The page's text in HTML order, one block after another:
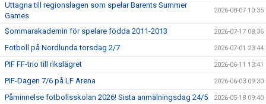
Uttagna till regionslagen som spelar Barents Summer
Games
2026-08-07 10:35
Sommarakademin för spelare födda 2011-2013 2026-07-17 08:36
Fotboll på Nordlunda torsdag 2/7 2026-07-01 23:44
PIF FF-trio till rikslägret 2026-06-11 13:41
PIF-Dagen 7/6 på LF Arena 2026-06-03 09:30
Påminnelse fotbollsskolan 2026! Sista anmälningsdag 24/5 2026-05-18 09:40